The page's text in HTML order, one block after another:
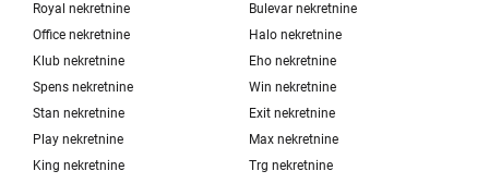
Royal nekretnine
Bulevar nekretnine
Office nekretnine
Halo nekretnine
Klub nekretnine
Eho nekretnine
Spens nekretnine
Win nekretnine
Stan nekretnine
Exit nekretnine
Play nekretnine
Max nekretnine
King nekretnine
Trg nekretnine